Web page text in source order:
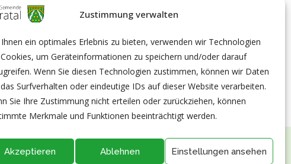
Zustimmung verwalten
ein optimales Erlebnis zu bieten, verwenden wir Technologien
um Geräteinformationen zu speichern und/oder darauf
Wenn Sie diesen Technologien zustimmen, können wir Daten
Surfverhalten oder eindeutige IDs auf dieser Website verarbeiten.
Sie Ihre Zustimmung nicht erteilen oder zurückziehen, können
Merkmale und Funktionen beeinträchtigt werden.
Akzeptieren Ablehnen Einstellungen ansehen